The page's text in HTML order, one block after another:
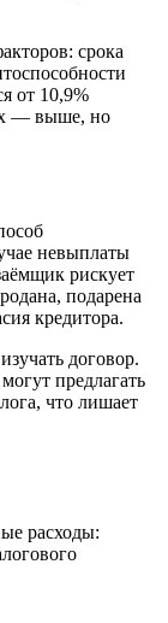
срока
от 10,9%
— выше, но
невыплаты
рискует
подарена
кредитора.
договор.
предлагать
что лишает
расходы: